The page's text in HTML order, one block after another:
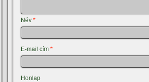
Név*
E-mail cím*
Honlap